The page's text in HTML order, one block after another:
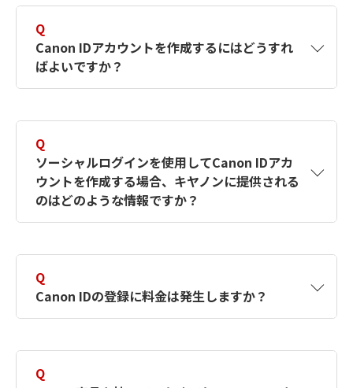
Q
Canon IDアカウントを作成するにはどうすれ
ばよいですか？
す。詳しい作成方法は【カメラ】Canon IDとは
何ですか？Canon IDの作成方法は？をご確認く
ださい。
Q
ソーシャルログインを使用してCanon IDアカ
ウントを作成する場合、キヤノンに提供される
のはどのような情報ですか？
択したサービスから取得します。アカウントを
簡単に作成できるように、この情報を使用して
Canon IDの登録フォームを入力します。
Q
Canon IDの登録に料金は発生しますか？
Q